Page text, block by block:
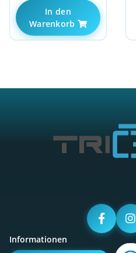
In den
Warenkorb
Informationen